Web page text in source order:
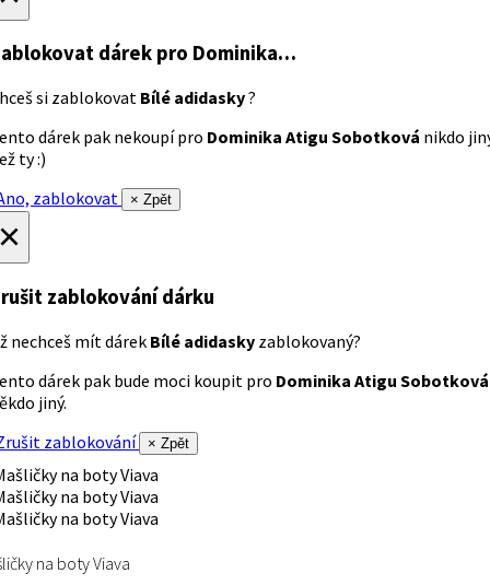
dárek pro Dominika…
si zablokovat Bílé adidasky?
dárek pak nekoupí pro Dominika Atigu Sobotková nikdo
ty :)
zablokovat
× Zpět
zablokování dárku
nechceš mít dárek Bílé adidasky zablokovaný?
dárek pak bude moci koupit pro Dominika Atigu Sobotková
jiný.
zablokování
× Zpět
na boty Viava